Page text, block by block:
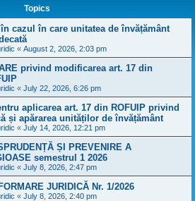
Topics
cazul în care unitatea de învățământ
« August 2, 2026, 2:03 pm
privind modificarea art. 17 din
« July 22, 2026, 6:26 pm
aplicarea art. 17 din ROFUIP privind
și apărarea unităților de învățământ
« July 14, 2026, 12:21 pm
ȘI PREVENIRE A
semestrul 1 2026
« July 8, 2026, 2:47 pm
JURIDICĂ Nr. 1/2026
« July 8, 2026, 2:40 pm